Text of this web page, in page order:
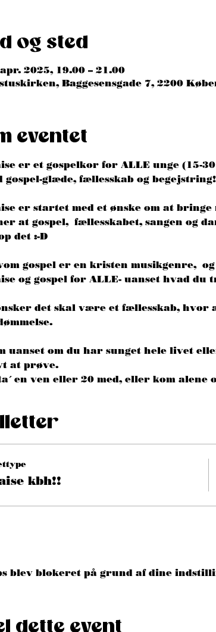
og sted
2025, 19.00 – 21.00
Baggesensgade 7, 2200
eventet
er et gospelkor for ALLE unge (15-
gospel-glæde, fællesskab og begejstring!
er startet med et ønske om at
at gospel,  fællesskabet, sangen og
det :-D
gospel er en kristen musikgenre,
og gospel for ALLE- uanset hvad du
det skal være et fællesskab, hvor
uanset om du har sunget hele livet
at prøve.
en ven eller 20 med, eller kom alene
kbh!!
blev blokeret på grund af dine
dette event